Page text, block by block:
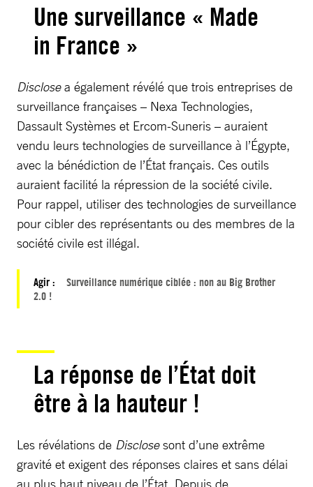
Une surveillance « Made
in France »
Disclosea également révélé que trois entreprises de
surveillance françaises – Nexa Technologies,
Dassault Systèmes et Ercom-Suneris – auraient
vendu leurs technologies de surveillance à l’Égypte,
avec la bénédiction de l’État français. Ces outils
auraient facilité la répression de la société civile.
Pour rappel, utiliser des technologies de surveillance
pour cibler des représentants ou des membres de la
société civile est illégal.
Agir :
Surveillance numérique ciblée : non au Big Brother
2.0 !
La réponse de l’État doit
être à la hauteur !
Les révélations de Disclosesont d’une extrême
gravité et exigent des réponses claires et sans délai
au plus haut niveau de l’État. Depuis de